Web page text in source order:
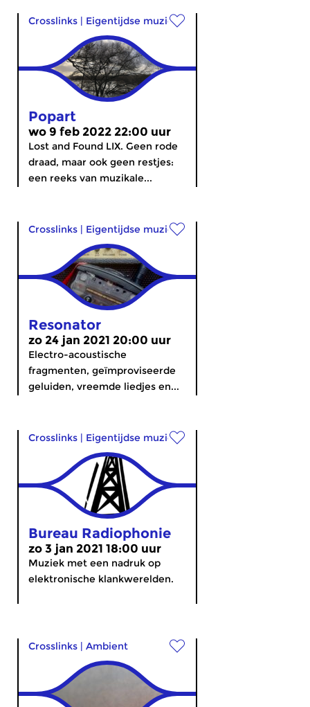
Crosslinks | Eigentijdse muziek
Popart
wo 9 feb 2022 22:00 uur
Lost and Found LIX. Geen rode
draad, maar ook geen restjes:
een reeks van muzikale...
Crosslinks | Eigentijdse muziek
Resonator
zo 24 jan 2021 20:00 uur
Electro-acoustische
fragmenten, geïmproviseerde
geluiden, vreemde liedjes en...
Crosslinks | Eigentijdse muziek
Bureau Radiophonie
zo 3 jan 2021 18:00 uur
Muziek met een nadruk op
elektronische klankwerelden.
Crosslinks | Ambient